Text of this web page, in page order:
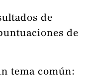
de
de
tema común: